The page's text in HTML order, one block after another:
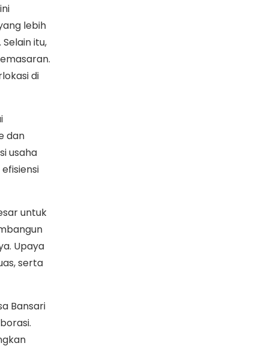
lebih
itu,
di
dan
usaha
untuk
Upaya
serta
Bansari